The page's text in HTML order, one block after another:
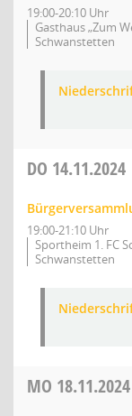
19:00-20:10 Uhr
Gasthaus „Zum
Schwanstetten
DO 14.11.2024
19:00-21:10 Uhr
Sportheim 1. FC
Schwanstetten
MO 18.11.2024